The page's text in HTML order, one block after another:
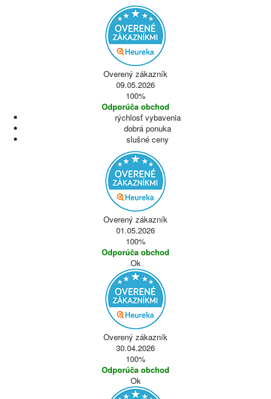
Overený zákazník
09.05.2026
100%
Odporúča obchod
rýchlosť vybavenia
dobrá ponuka
slušné ceny
Overený zákazník
01.05.2026
100%
Odporúča obchod
Ok
Overený zákazník
30.04.2026
100%
Odporúča obchod
Ok